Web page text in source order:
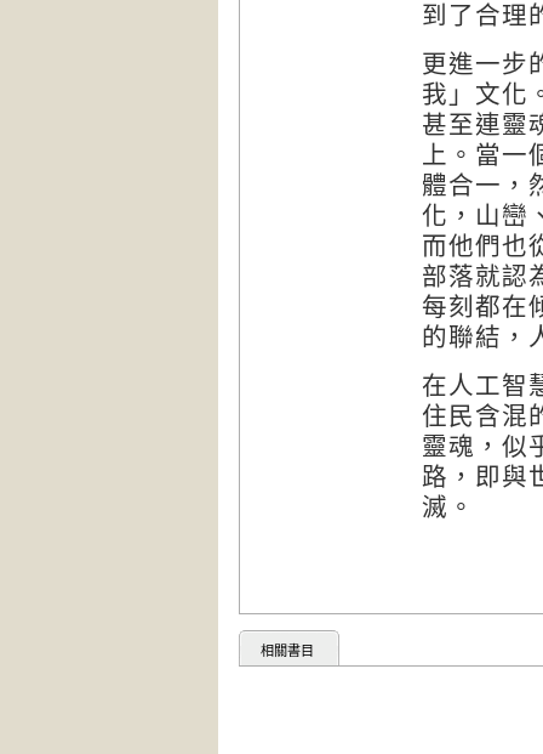
到了合理
更進一步
我」文化
甚至連靈
上。當
體合一，
化，山巒
而他們也
部落就認
每刻都在
的聯結，
在人工智
住民含混
靈魂，似
路，即與
滅。
相關書目